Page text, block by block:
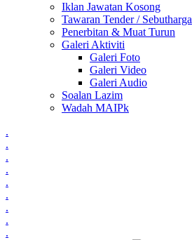
Iklan Jawatan Kosong
Tawaran Tender / Sebutharga
Penerbitan & Muat Turun
Galeri Aktiviti
Galeri Foto
Galeri Video
Galeri Audio
Soalan Lazim
Wadah MAIPk
.
.
.
.
.
.
.
.
.